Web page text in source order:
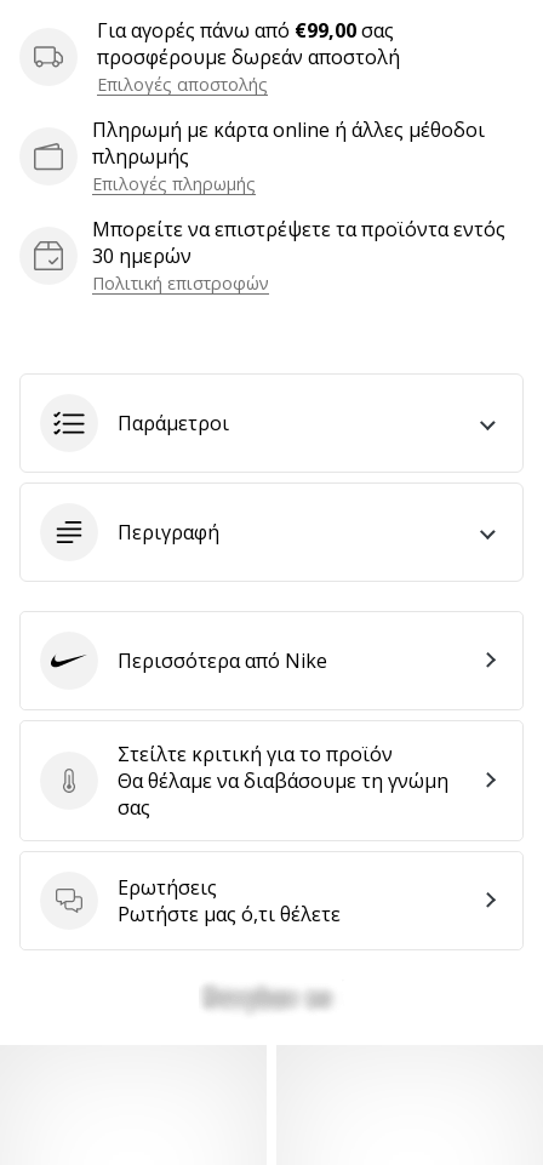
πρεσβευτής/
πρέσβειρα
μάρκας
μας
Εμφάνιση
όλων
Για αγορές πάνω από €99,00σας
προσφέρουμε δωρεάν αποστολή
Επιλογές αποστολής
Πληρωμή με κάρτα online ή άλλες μέθοδοι
πληρωμής
Επιλογές πληρωμής
Μπορείτε να επιστρέψετε τα προϊόντα εντός
30 ημερών
Πολιτική επιστροφών
Παράμετροι
Περιγραφή
Στείλτε κριτική για το προϊόν
Στείλτε κριτική για το προϊόν
Θα θέλαμε να διαβάσουμε τη γνώμη
σας
Ερωτήσεις
Ερωτήσεις
Ρωτήστε μας ό,τι θέλετε
Nike Περισσότερα από Nike